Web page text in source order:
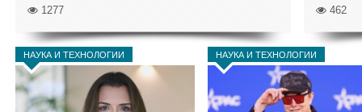
1277 462
НАУКА И ТЕХНОЛОГИИ НАУКА И ТЕХНОЛОГИИ